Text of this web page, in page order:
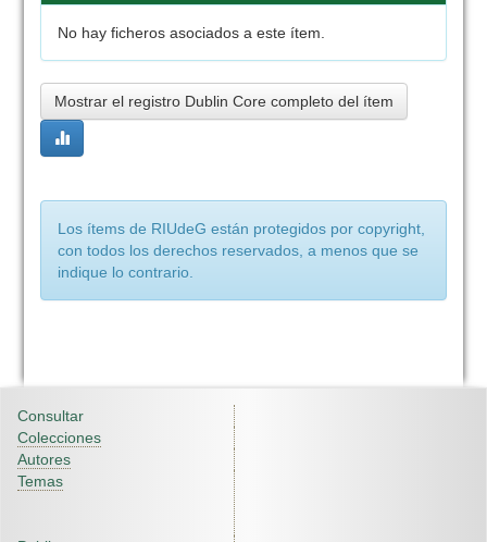
No hay ficheros asociados a este ítem.
Mostrar el registro Dublin Core completo del ítem
Los ítems de RIUdeG están protegidos por copyright,
con todos los derechos reservados, a menos que se
indique lo contrario.
Consultar
Colecciones
Autores
Temas